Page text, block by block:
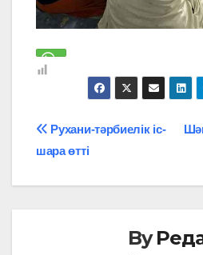
Навигация
по
Рухани-тәрбиелік іс-
шара өтті
By